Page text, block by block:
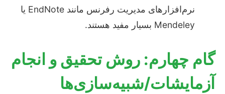
نرم‌افزارهای مدیریت رفرنس مانند EndNote یا
Mendeley بسیار مفید هستند.
گام چهارم: روش تحقیق و انجام
آزمایشات/شبیه‌سازی‌ها